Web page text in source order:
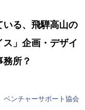
いる、飛騨高山の
」企画・デザイ
所？
ベンチャーサポート協会